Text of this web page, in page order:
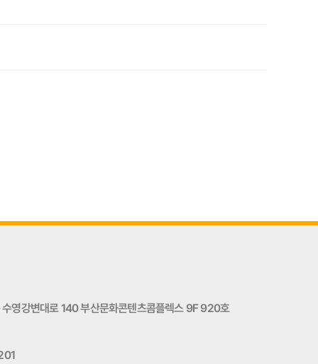
수영강변대로 140 부산문화콘텐츠콤플렉스 9F 920호